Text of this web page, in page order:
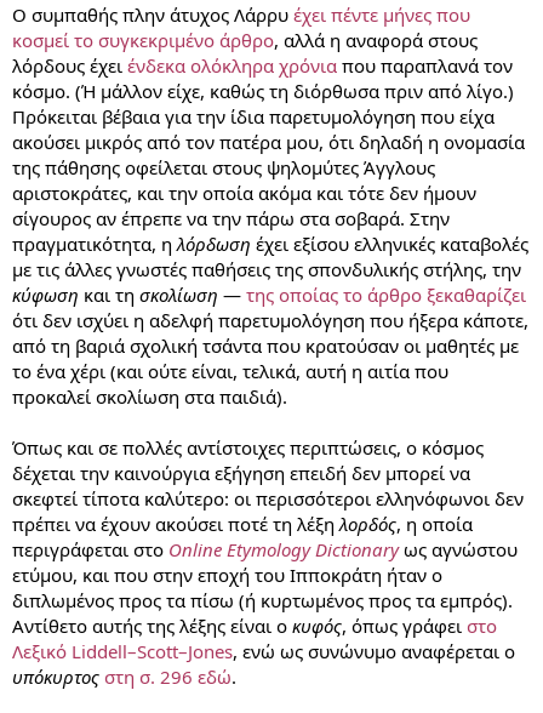
Ο συμπαθής πλην άτυχος Λάρρυ έχει πέντε μήνες που
κοσμεί το συγκεκριμένο άρθρο, αλλά η αναφορά στους
λόρδους έχει ένδεκα ολόκληρα χρόνια που παραπλανά τον
κόσμο. (Ή μάλλον είχε, καθώς τη διόρθωσα πριν από λίγο.)
Πρόκειται βέβαια για την ίδια παρετυμολόγηση που είχα
ακούσει μικρός από τον πατέρα μου, ότι δηλαδή η ονομασία
της πάθησης οφείλεται στους ψηλομύτες Άγγλους
αριστοκράτες, και την οποία ακόμα και τότε δεν ήμουν
σίγουρος αν έπρεπε να την πάρω στα σοβαρά. Στην
πραγματικότητα, η λόρδωση έχει εξίσου ελληνικές καταβολές
με τις άλλες γνωστές παθήσεις της σπονδυλικής στήλης, την
κύφωση και τη σκολίωση — της οποίας το άρθρο ξεκαθαρίζει
ότι δεν ισχύει η αδελφή παρετυμολόγηση που ήξερα κάποτε,
από τη βαριά σχολική τσάντα που κρατούσαν οι μαθητές με
το ένα χέρι (και ούτε είναι, τελικά, αυτή η αιτία που
προκαλεί σκολίωση στα παιδιά).
Όπως και σε πολλές αντίστοιχες περιπτώσεις, ο κόσμος
δέχεται την καινούργια εξήγηση επειδή δεν μπορεί να
σκεφτεί τίποτα καλύτερο: οι περισσότεροι ελληνόφωνοι δεν
πρέπει να έχουν ακούσει ποτέ τη λέξη λορδός, η οποία
περιγράφεται στο Online Etymology Dictionaryως αγνώστου
ετύμου, και που στην εποχή του Ιπποκράτη ήταν ο
διπλωμένος προς τα πίσω (ή κυρτωμένος προς τα εμπρός).
Αντίθετο αυτής της λέξης είναι ο κυφός, όπως γράφει στο
Λεξικό Liddell–Scott–Jones, ενώ ως συνώνυμο αναφέρεται ο
υπόκυρτος στη σ. 296 εδώ.